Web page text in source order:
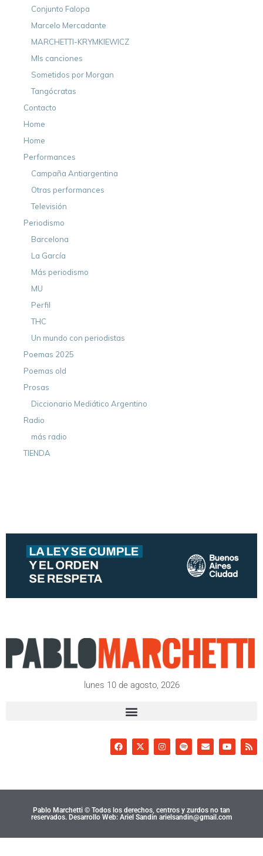
Conjunto Falopa
Marcelo Mercadante
MARCHETTI-KRYMKIEWICZ
MIs canciones
Sometidos por Morgan
Tangócratas
Contacto
Home
Home
Performances
Campaña Antiargentina
Otras performances
Televisión
Periodismo
Barcelona
La García
Más periodismo
MU
Perfil
THC
Un mundo con periodistas
Poemas 2025
Poemas old
Prosas
Diccionario Mediático Argentino
Radio
más radio
TIENDA
lunes 10 de agosto, 2026
Pablo Marchetti © Todos los derechos, centros y zurdos no tan
reservados. Desarrollo Web: Ariel Sandin arielsandin@gmail.com